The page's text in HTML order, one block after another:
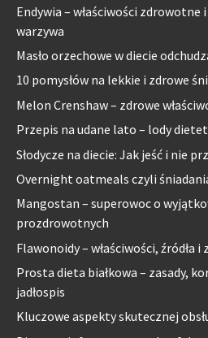
Endywia – właściwości zdrowotne
warzywa
Masło orzechowe w diecie
10 pomysłów na lekkie i zdrowe
Melon Crenshaw – zdrowe
Przepis na udane lato – lody
Słodycze na diecie: Jak jeść i nie
Overnight oatmeals czyli
Mangostan – superowoc o
prozdrowotnych
Flawonoidy – właściwości, źródła
Prosta dieta białkowa – zasady,
jadłospis
Kluczowe aspekty skutecznej